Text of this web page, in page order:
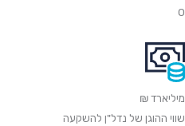
0
מיליארד ₪
שווי ההוגן של נדל"ן להשקעה